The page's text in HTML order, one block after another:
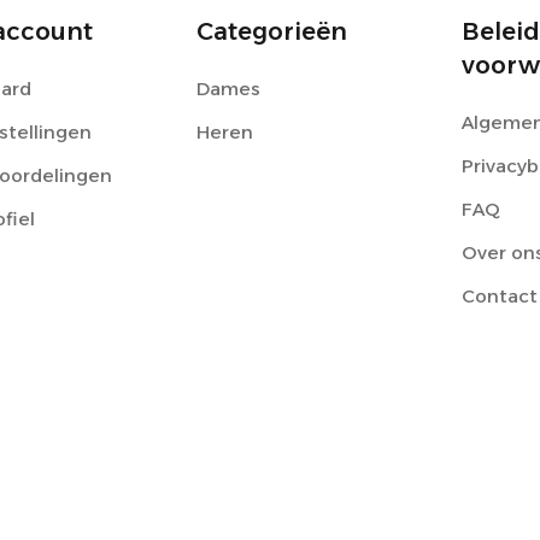
Categorieën
Dames
Heren
FAQ
Over
Contact